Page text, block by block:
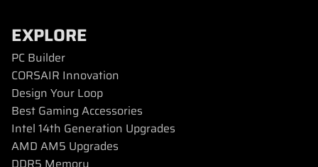
EXPLORE
PC Builder
CORSAIR Innovation
Design Your Loop
Best Gaming Accessories
Intel 14th Generation Upgrades
AMD AM5 Upgrades